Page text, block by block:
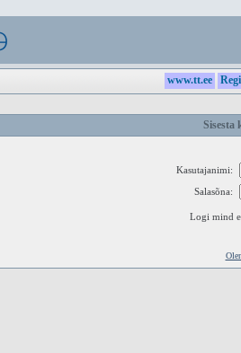
www.tt.ee
Sisesta
Kasutajanimi:
Salasõna:
Logi mind